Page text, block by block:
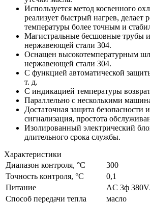
Используется метод косвенного
реализует быстрый нагрев, делает
температуры более точным и
Магистральные бесшовные трубы
нержавеющей стали 304.
Оснащен высокотемпературным
нержавеющей стали 304.
С функцией автоматической
т. д.
С индикацией температуры
Параллельно с несколькими
Достаточная защита безопасности
сигнализация, простота
Изолированный электрический
длительного срока службы.
Характеристики
Диапазон контроля, °С
300
Точность контроля, °С
0,1
Питание
AC 3ф
Способ передачи тепла
масло